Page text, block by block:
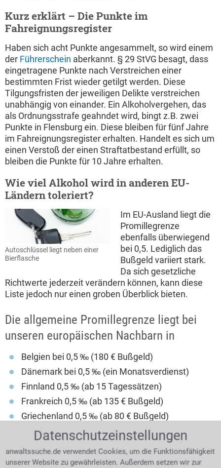
Kurz erklärt – Die Punkte im
Fahreignungsregister
Haben sich acht Punkte angesammelt, so wird einem
der Führerschein aberkannt. § 29 StVG besagt, dass
eingetragene Punkte nach Verstreichen einer
bestimmten Frist wieder getilgt werden. Diese
Tilgungsfristen der jeweiligen Delikte verstreichen
unabhängig von einander. Ein Alkoholvergehen, das
als Ordnungsstrafe geahndet wird, bingt z.B. zwei
Punkte in Flensburg ein. Diese bleiben für fünf Jahre
im Fahreignungsregister erhalten. Handelt es sich um
einen Verstoß der einen Straftatbestand erfüllt, so
bleiben die Punkte für 10 Jahre erhalten.
Wie viel Alkohol wird in anderen EU-
Ländern toleriert?
Autoschlüssel liegt neben einer
Bierflasche
Im EU-Ausland liegt die
Promillegrenze
ebenfalls überwiegend
bei 0,5. Lediglich das
Bußgeld variiert stark.
Da sich gesetzliche
Richtwerte jederzeit verändern können, kann diese
Liste jedoch nur einen groben Überblick bieten.
Die allgemeine Promillegrenze liegt bei
unseren europäischen Nachbarn in
Belgien bei 0,5 ‰ (180 € Bußgeld)
Dänemark bei 0,5 ‰ (ein Monatsverdienst)
Finnland 0,5 ‰ (ab 15 Tagessätzen)
Frankreich 0,5 ‰ (ab 135 € Bußgeld)
Griechenland 0,5 ‰ (ab 80 € Bußgeld)
Großbritannien 0,5 ‰ (ab 80 € Bußgeld)
Italien 0,5 ‰ (ab 530 € Bußgeld)
Kroatien 0,5 ‰ (ab 95 € Bußgeld)
Datenschutzeinstellungen
anwaltssuche.de verwendet Cookies, um die Funktionsfähigkeit
unserer Website zu gewährleisten. Außerdem setzen wir zur